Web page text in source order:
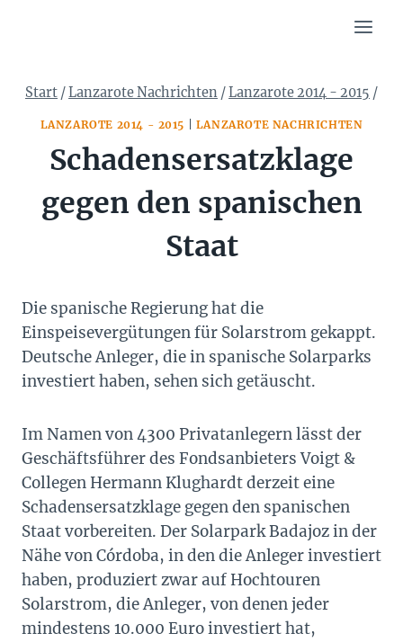
Start /Lanzarote Nachrichten /Lanzarote 2014 - 2015 /
LANZAROTE 2014 - 2015 LANZAROTE NACHRICHTEN
Schadensersatzklage
gegen den spanischen
Staat
Die spanische Regierung hat die
Einspeisevergütungen für Solarstrom gekappt.
Deutsche Anleger, die in spanische Solarparks
investiert haben, sehen sich getäuscht.
Im Namen von 4300 Privatanlegern lässt der
Geschäftsführer des Fondsanbieters Voigt &
Collegen Hermann Klughardt derzeit eine
Schadensersatzklage gegen den spanischen
Staat vorbereiten. Der Solarpark Badajoz in der
Nähe von Córdoba, in den die Anleger investiert
haben, produziert zwar auf Hochtouren
Solarstrom, die Anleger, von denen jeder
mindestens 10.000 Euro investiert hat,